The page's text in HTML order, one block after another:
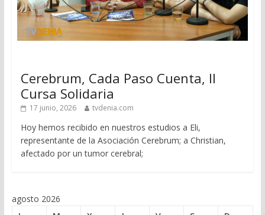
Cerebrum, Cada Paso Cuenta, II
Cursa Solidaria
17 junio, 2026 tvdenia.com
Hoy hemos recibido en nuestros estudios a Eli,
representante de la Asociación Cerebrum; a Christian,
afectado por un tumor cerebral;
agosto 2026